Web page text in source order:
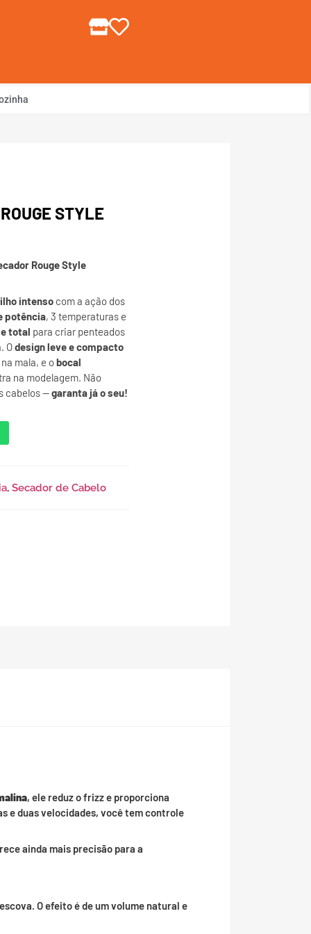
ou Cadastre-se
STYLE
Rouge Style
intensocom a ação dos
potência, 3 temperaturas e
total para criar penteados
Odesign leve e compacto
mala, e obocal
na modelagem. Não
cabelos —garanta já o seu!
, Secador de Cabelo
, ele reduz o frizz e proporciona
e duas velocidades, você tem controle
ainda mais precisão para a
O efeito é de um volume natural e